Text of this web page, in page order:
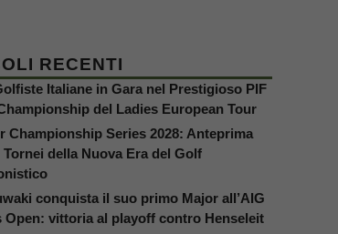
RECENTI
Italiane in Gara nel Prestigioso PIF
del Ladies European Tour
Championship Series 2028: Anteprima
della Nuova Era del Golf
conquista il suo primo Major all’AIG
Open: vittoria al playoff contro Henseleit